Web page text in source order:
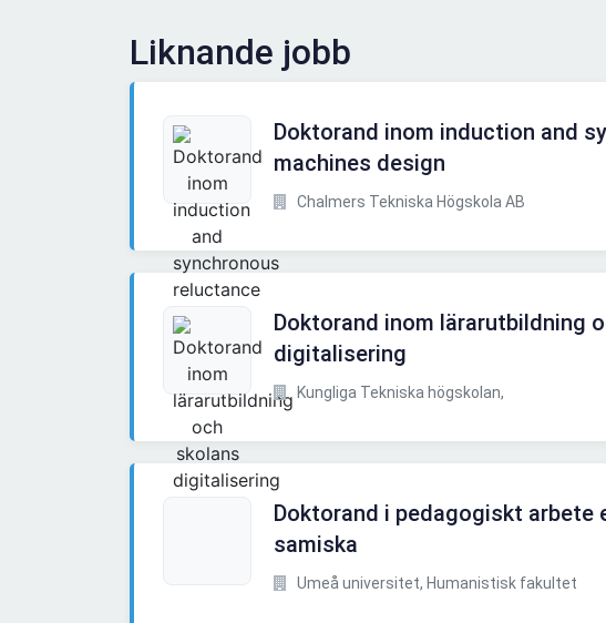
Liknande jobb
Doktorand inom induction and
machines design
Chalmers Tekniska Högskola AB
Doktorand inom lärarutbildning
digitalisering
Kungliga Tekniska högskolan,
Doktorand i pedagogiskt arbete
samiska
Umeå universitet, Humanistisk fakultet